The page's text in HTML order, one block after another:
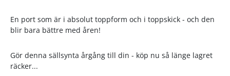
En port som är i absolut toppform och i toppskick - och den
blir bara bättre med åren!
Gör denna sällsynta årgång till din - köp nu så länge lagret
räcker...